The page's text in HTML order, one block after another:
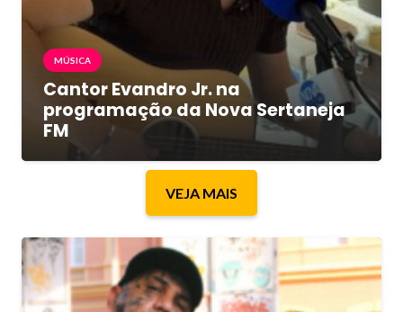
MÚSICA
Cantor Evandro Jr. na
programação da Nova Sertaneja
FM
VEJA MAIS